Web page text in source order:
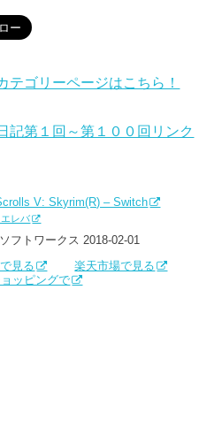
テゴリーページはこちら！
記第１回～第１００回リンク
V: Skyrim(R) – Switch
エレバ
フトワークス 2018-02-01
見る
楽天市場で見る
ッピングで